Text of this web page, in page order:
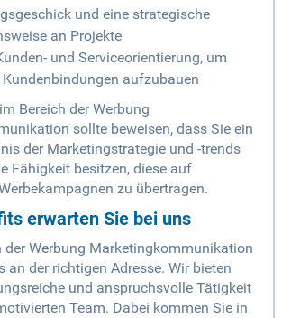
und eine strategische
an Projekte
und Serviceorientierung, um
aufzubauen
Bereich der Werbung
sollte beweisen, dass Sie ein
der Marketingstrategie und -trends
Fähigkeit besitzen, diese auf
zu übertragen.
erwarten Sie bei uns
der Werbung Marketingkommunikation
an der richtigen Adresse. Wir bieten
und anspruchsvolle Tätigkeit
Team. Dabei kommen Sie in